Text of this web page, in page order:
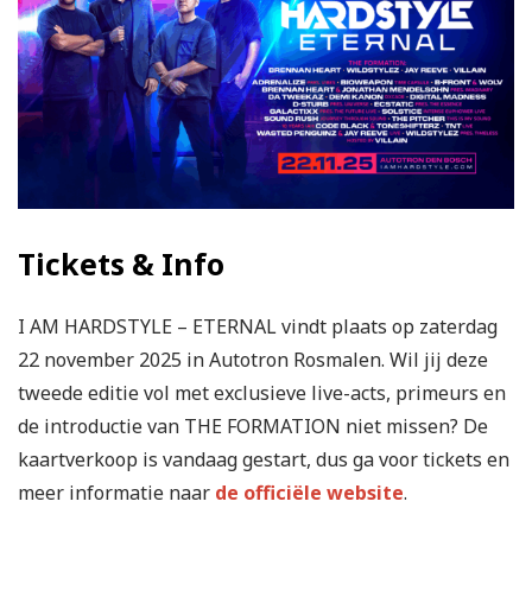
Tickets & Info
I AM HARDSTYLE – ETERNAL vindt plaats op zaterdag
22 november 2025 in Autotron Rosmalen. Wil jij deze
tweede editie vol met exclusieve live-acts, primeurs en
de introductie van THE FORMATION niet missen? De
kaartverkoop is vandaag gestart, dus ga voor tickets en
meer informatie naar de officiële website.